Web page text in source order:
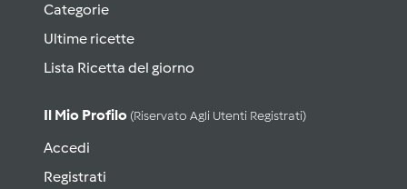
Categorie
Ultime ricette
Lista Ricetta del giorno
Il Mio Profilo (riservato Agli Utenti Registrati)
Accedi
Registrati